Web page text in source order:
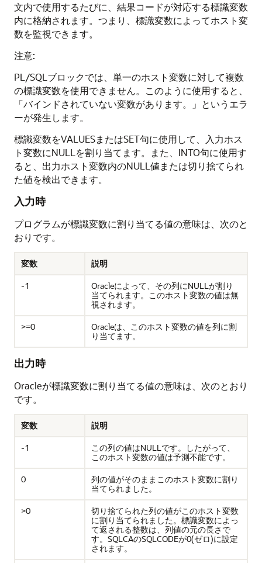
文内で使用するたびに、結果コードが対応する標識変数
内に格納されます。つまり、標識変数によってホスト変
数を監視できます。
注意:
PL/SQLブロックでは、単一のホスト変数に対して複数
の標識変数を使用できません。このように使用すると、
「バインドされていない変数があります。」というエラ
ーが発生します。
標識変数をVALUESまたはSET句に使用して、入力ホス
ト変数にNULLを割り当てます。また、INTO句に使用す
ると、出力ホスト変数内のNULL値または切り捨てられ
た値を検出できます。
入力時
プログラムが標識変数に割り当てる値の意味は、次のと
おりです。
変数
説明
-1
Oracleによって、その列にNULLが割り
当てられます。このホスト変数の値は無
視されます。
>=0
Oracleは、このホスト変数の値を列に割
り当てます。
出力時
Oracleが標識変数に割り当てる値の意味は、次のとおり
です。
変数
説明
-1
この列の値はNULLです。したがって、
このホスト変数の値は予測不能です。
0
列の値がそのままこのホスト変数に割り
当てられました。
>0
切り捨てられた列の値がこのホスト変数
に割り当てられました。標識変数によっ
て返される整数は、列値の元の長さで
す。SQLCAのSQLCODEが0(ゼロ)に設定
されます。